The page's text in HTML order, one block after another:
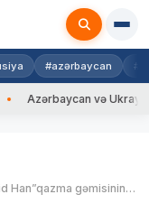
#azərbaycan
və Ukrayna XİN
Ərdoğan “Abdulhamid Han”qazma gəmisinin yola salınma mərasimində iştirak edib